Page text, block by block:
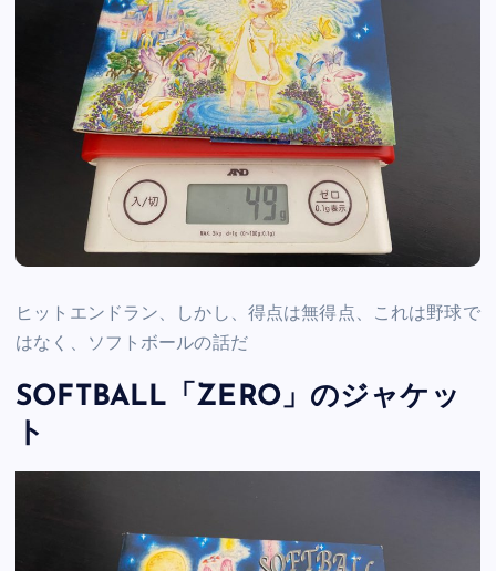
ヒットエンドラン、しかし、得点は無得点、これは野球で
はなく、ソフトボールの話だ
SOFTBALL「ZERO」のジャケッ
ト